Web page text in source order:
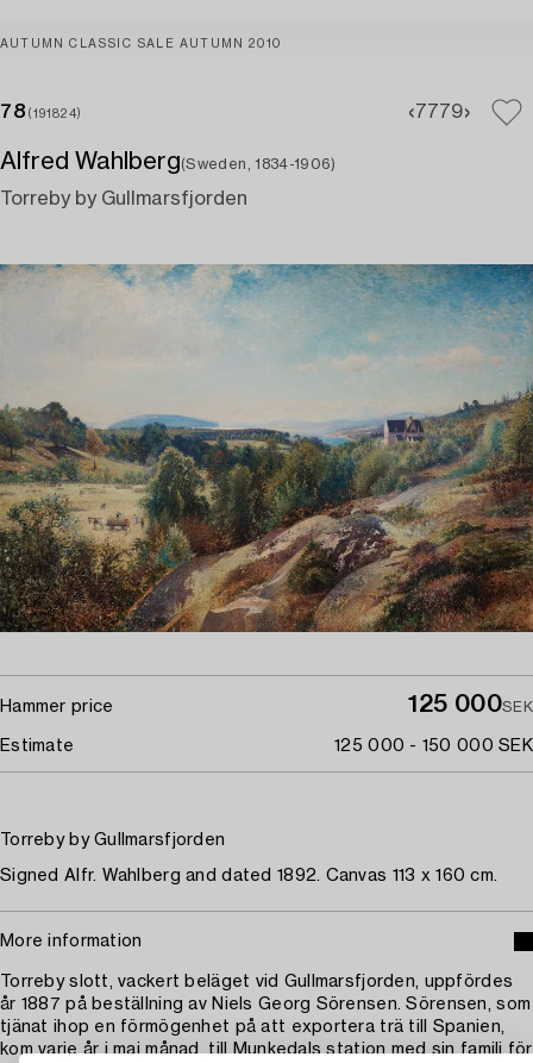
AUTUMN CLASSIC SALE AUTUMN 2010
78 (191824) 7779
Alfred Wahlberg(Sweden, 1834-1906)
Torreby by Gullmarsfjorden
Hammer price 125 000SEK
Estimate 125 000 - 150 000 SEK
Torreby by Gullmarsfjorden
Signed Alfr. Wahlberg and dated 1892. Canvas 113 x 160 cm.
More information
Torreby slott, vackert beläget vid Gullmarsfjorden, uppfördes
år 1887 på beställning av Niels Georg Sörensen. Sörensen, som
tjänat ihop en förmögenhet på att exportera trä till Spanien,
kom varje år i maj månad, till Munkedals station med sin familj för